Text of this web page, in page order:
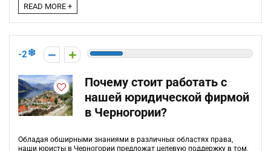
READ MORE +
-2
Почему стоит работать с
нашей юридической фирмой
в Черногории?
Обладая обширными знаниями в различных областях права,
наши юристы в Черногории предложат целевую поддержку в том,